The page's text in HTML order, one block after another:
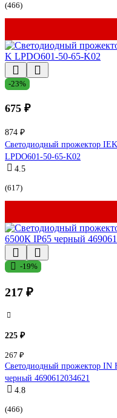
(466)
-23%
675 ₽
874 ₽
Светодиодный прожектор
LPDO601-50-65-K02
4.5
(617)
-19%
217 ₽
225 ₽
267 ₽
Светодиодный прожектор
черный 4690612034621
4.8
(466)